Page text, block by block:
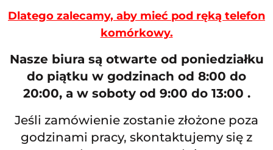
Dlatego zalecamy, aby mieć pod ręką telefon
komórkowy.
Nasze biura są otwarte od poniedziałku
do piątku w godzinach od 8:00 do
20:00, a w soboty od 9:00 do 13:00 .
Jeśli zamówienie zostanie złożone poza
godzinami pracy, skontaktujemy się z